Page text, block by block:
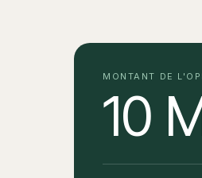
MONTANT DE
10